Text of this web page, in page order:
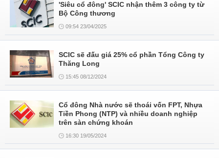
'Siêu cổ đông' SCIC nhận thêm 3 công ty từ
Bộ Công thương
09:54 23/04/2025
SCIC sẽ đấu giá 25% cổ phần Tổng Công ty
Thăng Long
15:45 08/12/2024
Cổ đông Nhà nước sẽ thoái vốn FPT, Nhựa
Tiền Phong (NTP) và nhiều doanh nghiệp
trên sàn chứng khoán
16:30 19/05/2024